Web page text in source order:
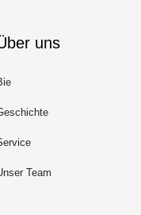
uns
Team